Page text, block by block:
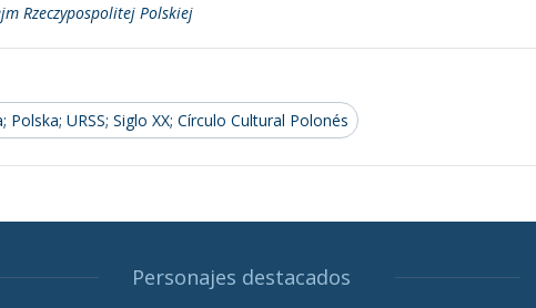
Rzeczypospolitej Polskiej
URSS; Siglo XX; Círculo Cultural Polonés
Personajes destacados